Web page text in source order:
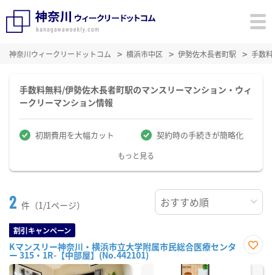
神奈川ウィークリードットコム 横浜市中区 伊勢佐木長者町駅 手数
手数料無料/伊勢佐木長者町駅のマンスリーマンション・ウィ
ークリーマンション情報
初期費用を大幅カット 契約時の手続きが簡略化
もっと見る
2 件（1/1ページ）
割引キャンペーン
Kマンスリー神奈川・横浜市立大学附属市民総合医療センタ
ー 315・1R-【中部屋】(No.442101)
に入